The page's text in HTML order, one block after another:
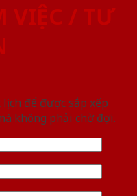
VIỆC / TƯ
để được sắp xếp
không phải chờ đợi.